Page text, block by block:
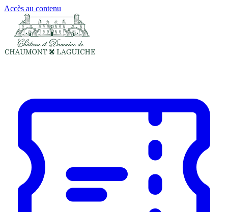
Accès au contenu
Panneau de gestion des cookies